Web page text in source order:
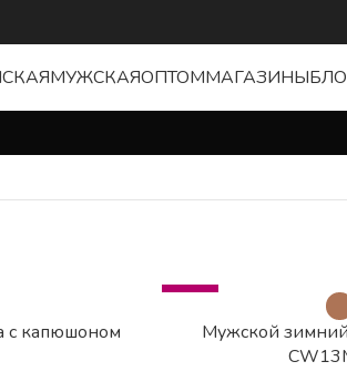
МУЖСКАЯОПТОММАГАЗИНЫ
с капюшоном
-55%
Мужской